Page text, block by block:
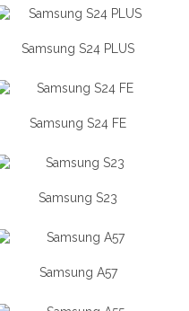
Samsung S24 PLUS
Samsung S24 FE
Samsung S23
Samsung A57